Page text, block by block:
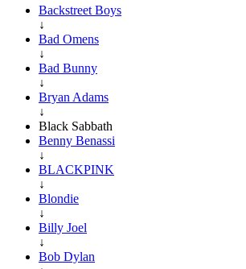
Backstreet Boys
↓
Bad Omens
↓
Bad Bunny
↓
Bryan Adams
↓
Black Sabbath
Benny Benassi
↓
BLACKPINK
↓
Blondie
↓
Billy Joel
↓
Bob Dylan